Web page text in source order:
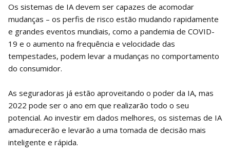
Os sistemas de IA devem ser capazes de acomodar
mudanças – os perfis de risco estão mudando rapidamente
e grandes eventos mundiais, como a pandemia de COVID-
19 e o aumento na frequência e velocidade das
tempestades, podem levar a mudanças no comportamento
do consumidor.
As seguradoras já estão aproveitando o poder da IA, mas
2022 pode ser o ano em que realizarão todo o seu
potencial. Ao investir em dados melhores, os sistemas de IA
amadurecerão e levarão a uma tomada de decisão mais
inteligente e rápida.